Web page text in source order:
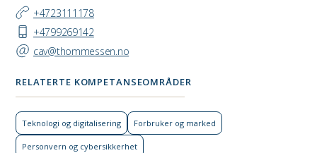
+4723111178
+4799269142
cav@thommessen.no
RELATERTE KOMPETANSEOMRÅDER
Teknologi og digital­isering Forbruker og marked
Personvern og cyber­sikkerhet